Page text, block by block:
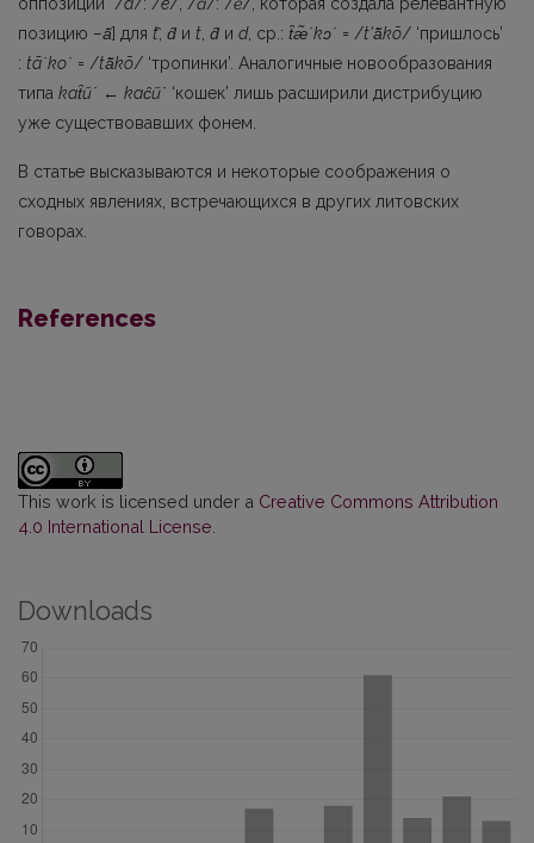
позицию –ā̆] для t̑, d̑ и t d̑ и d, ср.: t̑æ̃˙kɔ˙ = /t'ā̃kō/ ‘пришлось’
: tã˙ko˙ = /tā̃kō/ ‘тропинки’. Аналогичные новообразования
типа kat̑ũ˙ ← kac̑ũ˙ ‘кошек’ лишь расширили дистрибуцию
уже существовавших фонем.
В статье высказываются и некоторые соображения о
сходных явлениях, встречающихся в других литовских
говорах.
References
This work is licensed under a Creative Commons Attribution
4.0 International License
Downloads